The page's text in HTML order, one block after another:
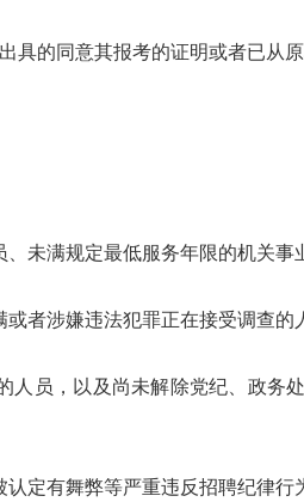
具的同意其报考的证明或者已从
未满规定最低服务年限的机关事
者涉嫌违法犯罪正在接受调查的
人员，以及尚未解除党纪、政务
定有舞弊等严重违反招聘纪律行